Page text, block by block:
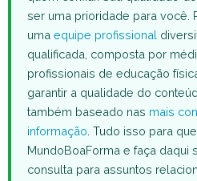
ser uma prioridade para você.
uma equipe profissional
qualificada, composta por
profissionais de educação
garantir a qualidade do
também baseado nas mais
informação . Tudo isso para
MundoBoaForma e faça daqui
consulta para assuntos